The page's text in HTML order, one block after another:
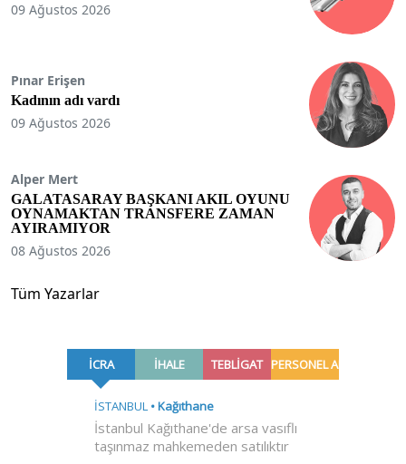
09 Ağustos 2026
Pınar Erişen
Kadının adı vardı
09 Ağustos 2026
Alper Mert
GALATASARAY BAŞKANI AKIL OYUNU
OYNAMAKTAN TRANSFERE ZAMAN
AYIRAMIYOR
08 Ağustos 2026
Tüm Yazarlar